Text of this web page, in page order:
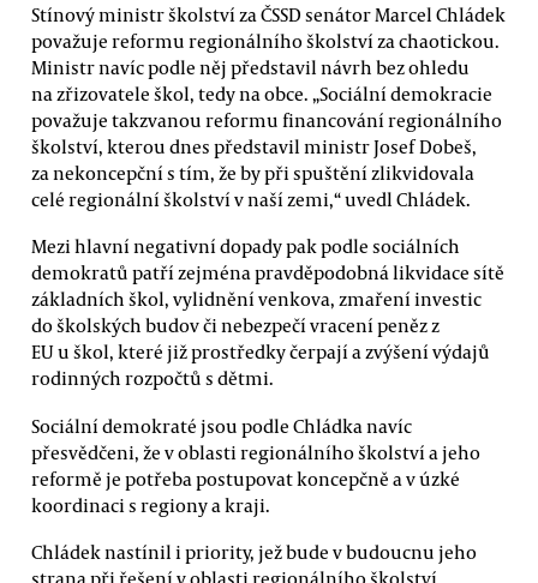
Stínový ministr školství za ČSSD senátor Marcel Chládek
považuje reformu regionálního školství za chaotickou.
Ministr navíc podle něj představil návrh bez ohledu
na zřizovatele škol, tedy na obce. „Sociální demokracie
považuje takzvanou reformu financování regionálního
školství, kterou dnes představil ministr Josef Dobeš,
za nekoncepční s tím, že by při spuštění zlikvidovala
celé regionální školství v naší zemi,“ uvedl Chládek.
Mezi hlavní negativní dopady pak podle sociálních
demokratů patří zejména pravděpodobná likvidace sítě
základních škol, vylidnění venkova, zmaření investic
do školských budov či nebezpečí vracení peněz z
EU u škol, které již prostředky čerpají a zvýšení výdajů
rodinných rozpočtů s dětmi.
Sociální demokraté jsou podle Chládka navíc
přesvědčeni, že v oblasti regionálního školství a jeho
reformě je potřeba postupovat koncepčně a v úzké
koordinaci s regiony a kraji.
Chládek nastínil i priority, jež bude v budoucnu jeho
strana při řešení v oblasti regionálního školství